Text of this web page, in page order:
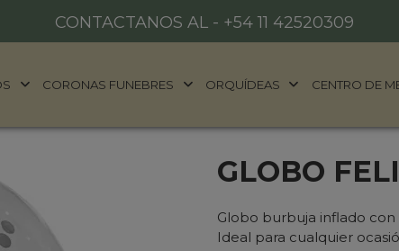
CONTACTANOS AL - +54 11 42520309
CORONAS FUNEBRES ORQUÍDEAS CENTRO DE
GLOBO
Globo burbuja inflado
Ideal para cualquier